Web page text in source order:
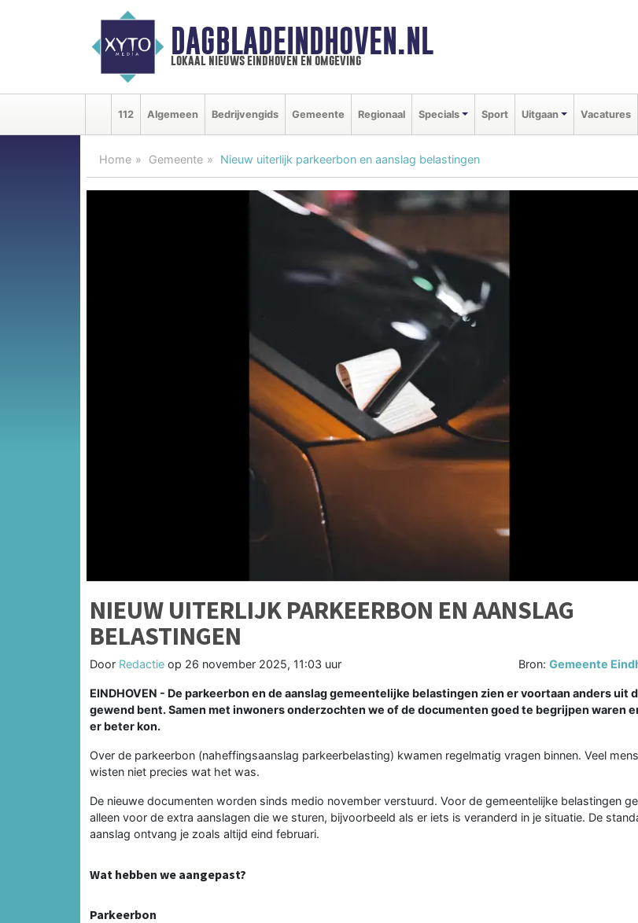
DAGBLADEINDHOVEN.NL
lokaal nieuws eindhoven en omgeving
112 Algemeen Bedrijvengids Gemeente Regionaal Specials Sport Uitgaan Vacatures
Home Gemeente Nieuw uiterlijk parkeerbon en aanslag belastingen
NIEUW UITERLIJK PARKEERBON EN AANSLAG
BELASTINGEN
Door Redactie op 26 november 2025, 11:03 uur Bron:Gemeente
EINDHOVEN - De parkeerbon en de aanslag gemeentelijke belastingen zien er voortaan anders uit
gewend bent. Samen met inwoners onderzochten we of de documenten goed te begrijpen waren
er beter kon.
Over de parkeerbon (naheffingsaanslag parkeerbelasting) kwamen regelmatig vragen binnen. Veel
wisten niet precies wat het was.
De nieuwe documenten worden sinds medio november verstuurd. Voor de gemeentelijke belastingen
alleen voor de extra aanslagen die we sturen, bijvoorbeeld als er iets is veranderd in je situatie. De
aanslag ontvang je zoals altijd eind februari.
Wat hebben we aangepast?
Parkeerbon